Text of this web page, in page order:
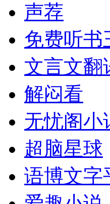
声荐
免费听书
文言文翻
解闷看
无忧阁小
超脑星球
语博文字